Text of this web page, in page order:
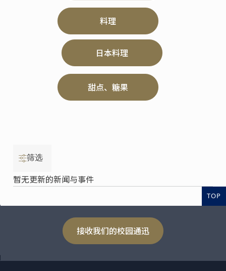
料理
日本料理
甜点、糖果
筛选
暂无更新的新闻与事件
TOP
接收我们的校园通迅